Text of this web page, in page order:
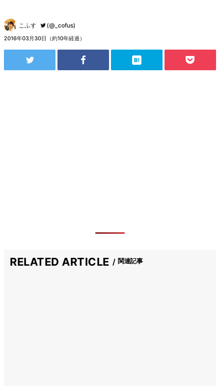
こふす (@_cofus)
2016年03月30日（約10年経過）
RELATED ARTICLE 関連記事